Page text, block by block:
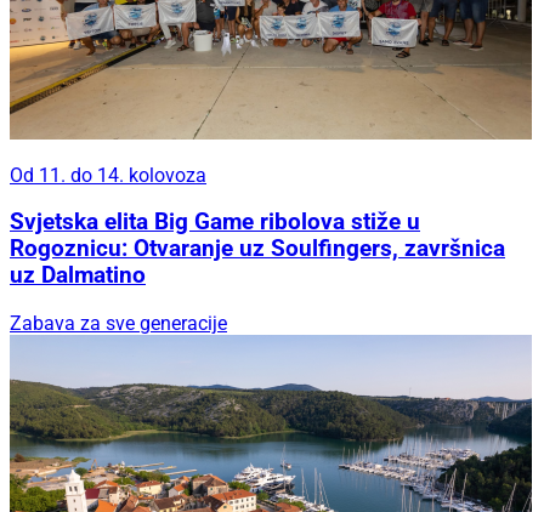
Od 11. do 14. kolovoza
Svjetska elita Big Game ribolova stiže u
Rogoznicu: Otvaranje uz Soulfingers, završnica
uz Dalmatino
Zabava za sve generacije